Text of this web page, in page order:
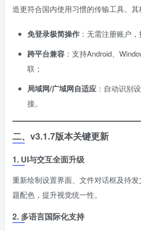
造更符合国内使用习惯的传输工具。其
免登录极简操作 ：无需注册账户，
跨平台兼容 ：支持Android、
联；
局域网/广域网自适应 ：自动识别
接。
二、v3.1.7版本关键更新
1. UI与交互全面升级
重新绘制设置界面、文件对话框及待
题配色，提升视觉统一性。
2. 多语言国际化支持